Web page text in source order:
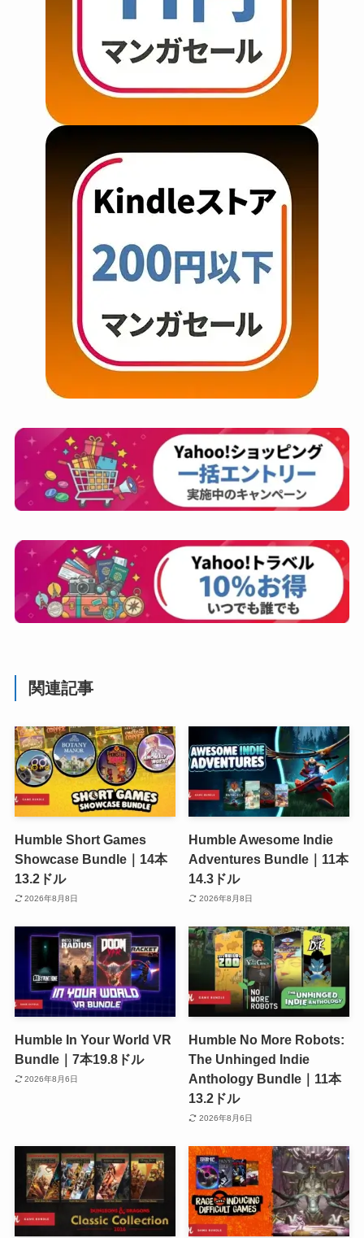
関連記事
Humble Short Games
Showcase Bundle｜14本
13.2ドル
2026年8月8日
Humble Awesome Indie
Adventures Bundle｜11本
14.3ドル
2026年8月8日
Humble In Your World VR
Bundle｜7本19.8ドル
2026年8月6日
Humble No More Robots:
The Unhinged Indie
Anthology Bundle｜11本
13.2ドル
2026年8月6日